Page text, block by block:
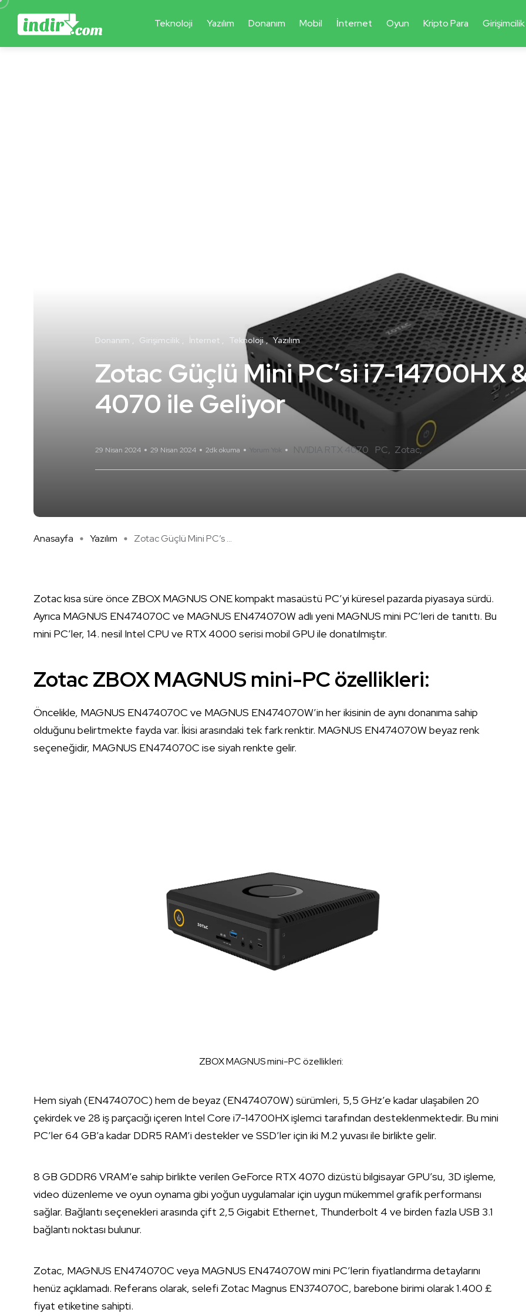
Teknoloji Yazılım Donanım Mobil İnternet Oyun Kripto Para Girişimcilik
Donanım Girişimcilik İnternet Teknoloji Yazılım
Zotac Güçlü Mini PC’si i7-14700HX
4070 ile Geliyor
29 Nisan 2024 29 Nisan 2024 2dk okuma Yorum Yok NVIDIA RTX 4070 PC Zotac
Anasayfa Yazılım Zotac Güçlü Mini PC’s ...
Zotac kısa süre önce ZBOX MAGNUS ONE kompakt masaüstü PC’yi küresel pazarda piyasaya sürdü.
Ayrıca MAGNUS EN474070C ve MAGNUS EN474070W adlı yeni MAGNUS mini PC’leri de tanıttı. Bu
mini PC’ler, 14. nesil Intel CPU ve RTX 4000 serisi mobil GPU ile donatılmıştır.
Zotac ZBOX MAGNUS mini-PC özellikleri:
Öncelikle, MAGNUS EN474070C ve MAGNUS EN474070W’in her ikisinin de aynı donanıma sahip
olduğunu belirtmekte fayda var. İkisi arasındaki tek fark renktir. MAGNUS EN474070W beyaz renk
seçeneğidir, MAGNUS EN474070C ise siyah renkte gelir.
ZBOX MAGNUS mini-PC özellikleri:
Hem siyah (EN474070C) hem de beyaz (EN474070W) sürümleri, 5,5 GHz’e kadar ulaşabilen 20
çekirdek ve 28 iş parçacığı içeren Intel Core i7-14700HX işlemci tarafından desteklenmektedir. Bu mini
PC’ler 64 GB’a kadar DDR5 RAM’i destekler ve SSD’ler için iki M.2 yuvası ile birlikte gelir.
8 GB GDDR6 VRAM’e sahip birlikte verilen GeForce RTX 4070 dizüstü bilgisayar GPU’su, 3D işleme,
video düzenleme ve oyun oynama gibi yoğun uygulamalar için uygun mükemmel grafik performansı
sağlar. Bağlantı seçenekleri arasında çift 2,5 Gigabit Ethernet, Thunderbolt 4 ve birden fazla USB 3.1
bağlantı noktası bulunur.
Zotac, MAGNUS EN474070C veya MAGNUS EN474070W mini PC’lerin fiyatlandırma detaylarını
henüz açıklamadı. Referans olarak, selefi Zotac Magnus EN374070C, barebone birimi olarak 1.400 £
fiyat etiketine sahipti.